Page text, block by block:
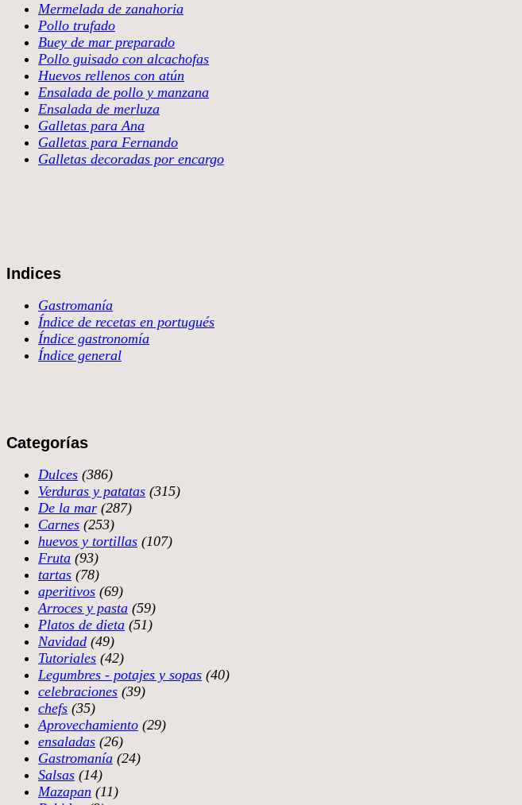
Mermelada de zanahoria
Pollo trufado
Buey de mar preparado
Pollo guisado con alcachofas
Huevos rellenos con atún
Ensalada de pollo y manzana
Ensalada de merluza
Galletas para Ana
Galletas para Fernando
Galletas decoradas por encargo
Indices
Gastromanía
Índice de recetas en portugués
Índice gastronomía
Índice general
Categorías
Dulces (386)
Verduras y patatas (315)
De la mar (287)
Carnes (253)
huevos y tortillas (107)
Fruta (93)
tartas (78)
aperitivos (69)
Arroces y pasta (59)
Platos de dieta (51)
Navidad (49)
Tutoriales (42)
Legumbres - potajes y sopas (40)
celebraciones (39)
chefs (35)
Aprovechamiento (29)
ensaladas (26)
Gastromanía (24)
Salsas (14)
Mazapan (11)